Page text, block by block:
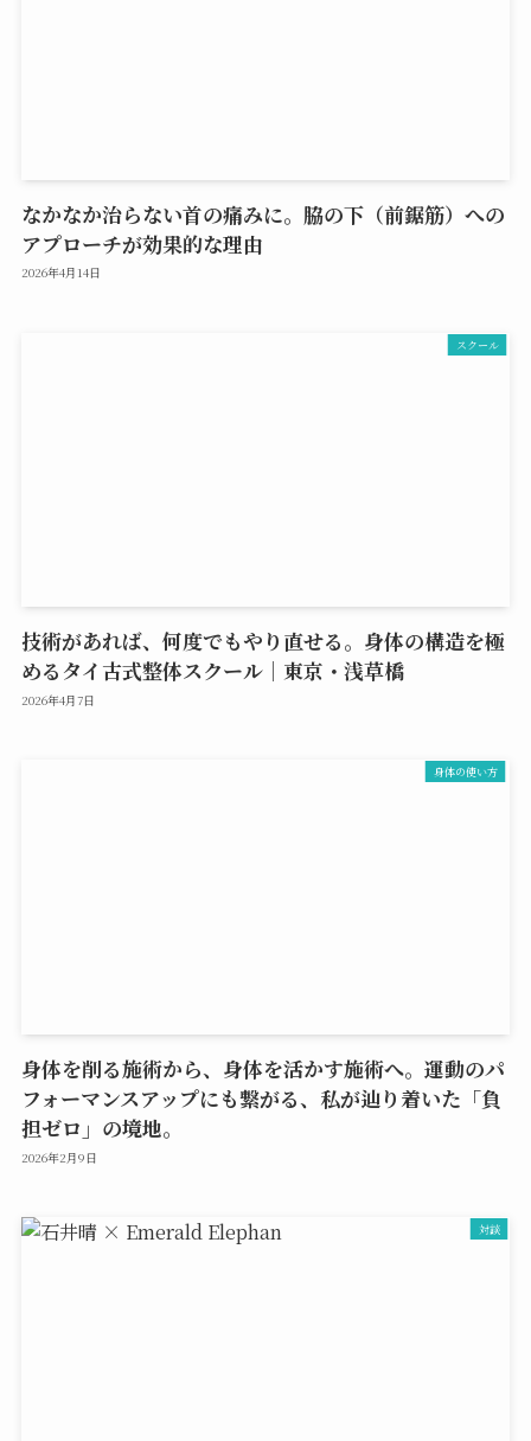
なかなか治らない首の痛みに。脇の下（前鋸筋）への
アプローチが効果的な理由
2026年4月14日
スクール
技術があれば、何度でもやり直せる。身体の構造を極
めるタイ古式整体スクール｜東京・浅草橋
2026年4月7日
身体の使い方
身体を削る施術から、身体を活かす施術へ。運動のパ
フォーマンスアップにも繋がる、私が辿り着いた「負
担ゼロ」の境地。
2026年2月9日
対談